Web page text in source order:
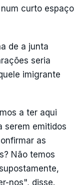
curto espaço
de a junta
seria
imigrante
a ter aqui
serem emitidos
as
Não temos
nos", disse.